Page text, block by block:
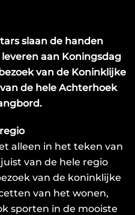
slaan de handen
aan Koningsdag
van de Koninklijke
de hele Achterhoek
alleen in het teken van
van de hele regio
van de koninklijke
van het wonen,
sporten in de mooiste